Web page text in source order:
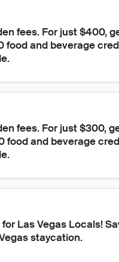
fees. For just $400,
food and beverage
fees. For just $300,
food and beverage
Las Vegas Locals!
staycation.